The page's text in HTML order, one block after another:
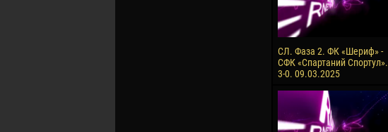
СЛ. Фаза 2. ФК «Шериф» -
СФК «Спартаний Спортул».
3-0. 09.03.2025